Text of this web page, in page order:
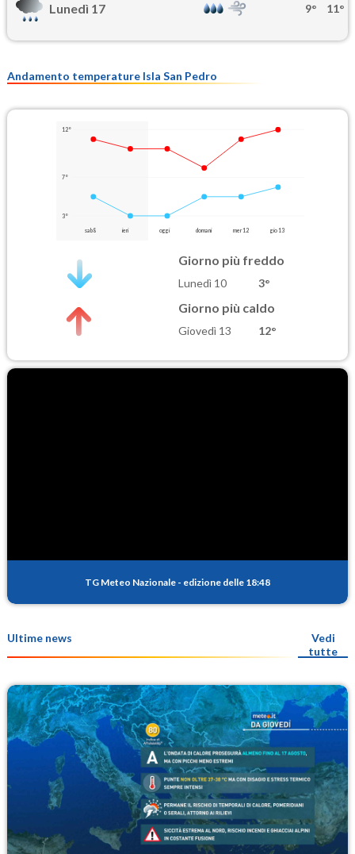
Lunedì 17 9° 11°
Andamento temperature Isla San Pedro
12°
7°
3°
sab 8 ieri oggi domani mer 12 gio 13
Giorno più freddo
Lunedì 10 3°
Giorno più caldo
Giovedì 13 12°
TG Meteo Nazionale - edizione delle 18:48
Ultime news
Vedi
tutte